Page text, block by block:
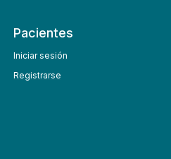
Pacientes
Iniciar sesión
Registrarse